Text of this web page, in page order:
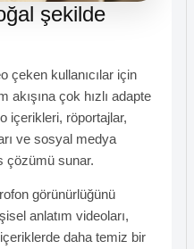
şekilde
çeken kullanıcılar için
akışına çok hızlı adapte
içerikleri, röportajlar,
ve sosyal medya
çözümü sunar.
görünürlüğünü
anlatım videoları,
daha temiz bir